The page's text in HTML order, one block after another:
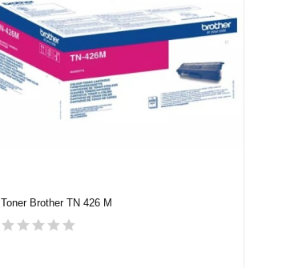
Toner Brother TN 426 M